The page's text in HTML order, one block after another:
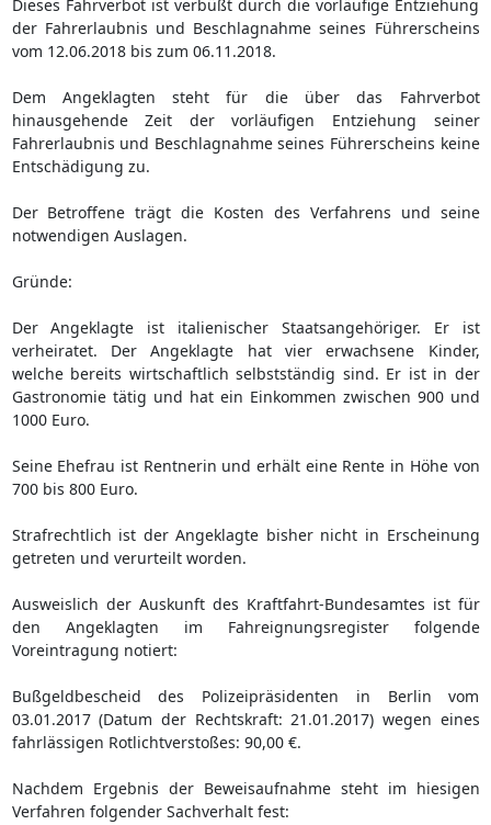
Dieses Fahrverbot ist verbüßt durch die vorläufige Entziehung
der Fahrerlaubnis und Beschlagnahme seines Führerscheins
vom 12.06.2018 bis zum 06.11.2018.
Dem Angeklagten steht für die über das Fahrverbot
hinausgehende Zeit der vorläufigen Entziehung seiner
Fahrerlaubnis und Beschlagnahme seines Führerscheins keine
Entschädigung zu.
Der Betroffene trägt die Kosten des Verfahrens und seine
notwendigen Auslagen.
Gründe:
Der Angeklagte ist italienischer Staatsangehöriger. Er ist
verheiratet. Der Angeklagte hat vier erwachsene Kinder,
welche bereits wirtschaftlich selbstständig sind. Er ist in der
Gastronomie tätig und hat ein Einkommen zwischen 900 und
1000 Euro.
Seine Ehefrau ist Rentnerin und erhält eine Rente in Höhe von
700 bis 800 Euro.
Strafrechtlich ist der Angeklagte bisher nicht in Erscheinung
getreten und verurteilt worden.
Ausweislich der Auskunft des Kraftfahrt-Bundesamtes ist für
den Angeklagten im Fahreignungsregister folgende
Voreintragung notiert:
Bußgeldbescheid des Polizeipräsidenten in Berlin vom
03.01.2017 (Datum der Rechtskraft: 21.01.2017) wegen eines
fahrlässigen Rotlichtverstoßes: 90,00 €.
Nachdem Ergebnis der Beweisaufnahme steht im hiesigen
Verfahren folgender Sachverhalt fest: